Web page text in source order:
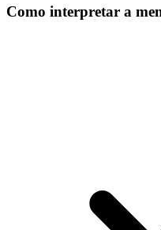
Como interpretar a